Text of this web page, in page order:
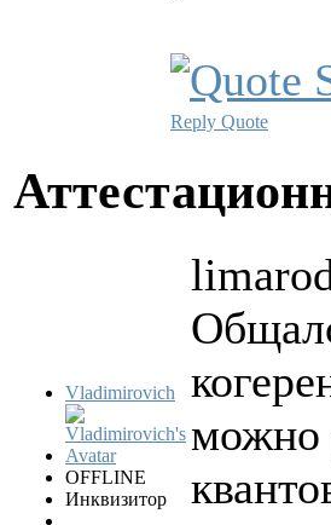
Reply Quote
Vladimirovich
OFFLINE
Инквизитор
можно